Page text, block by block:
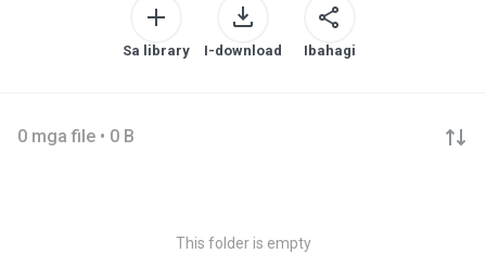
Sa library I-download Ibahagi
0 mga file • 0 B
This folder is empty